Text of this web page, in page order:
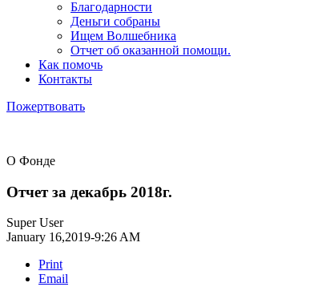
Благодарности
Деньги собраны
Ищем Волшебника
Отчет об оказанной помощи.
Как помочь
Контакты
Пожертвовать
О Фонде
Отчет за декабрь 2018г.
Super User
January 16,2019-9:26 AM
Print
Email